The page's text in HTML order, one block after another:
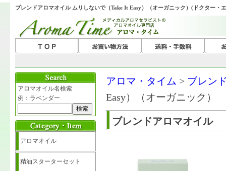
ブレンドアロマオイル ムリしないで（Take It Easy）（オーガニック）(ドクター
アロマオイル名検索
例：ラベンダー
アロマオイル
精油スターターセット
アロマ・タイム > ブレン
Easy）（オーガニック）
ブレンドアロマオイル